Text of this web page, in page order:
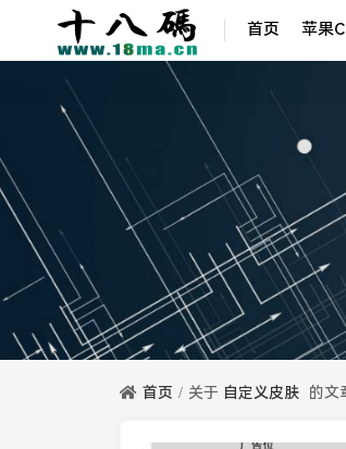
首页 苹果
首页 关于 自定义皮肤 的文